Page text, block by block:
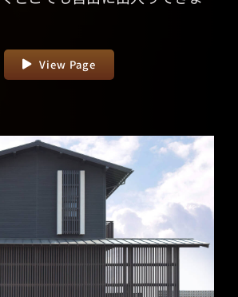
View Page